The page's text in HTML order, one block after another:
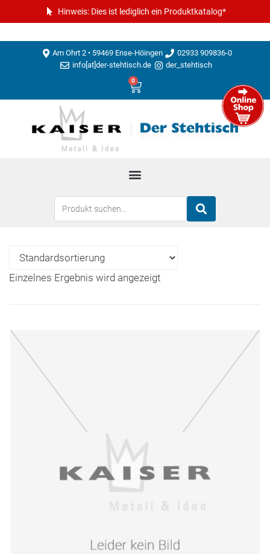
Hinweis: Dies ist lediglich ein Produktkatalog*
Am Ohrt 2 • 59469 Ense-Höingen
02933 909836-0
info[at]der-stehtisch.de
der_stehtisch
0
Einzelnes Ergebnis wird angezeigt